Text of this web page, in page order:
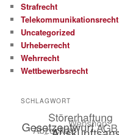
Strafrecht
Telekommunikationsrecht
Uncategorized
Urheberrecht
Wehrrecht
Wettbewerbsrecht
SCHLAGWORT